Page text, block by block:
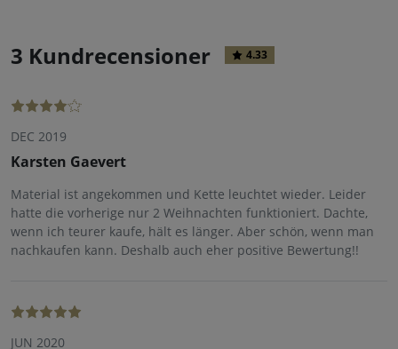
3 Kundrecensioner 4.33
DEC 2019
Karsten Gaevert
Material ist angekommen und Kette leuchtet wieder. Leider
hatte die vorherige nur 2 Weihnachten funktioniert. Dachte,
wenn ich teurer kaufe, hält es länger. Aber schön, wenn man
nachkaufen kann. Deshalb auch eher positive Bewertung!!
JUN 2020